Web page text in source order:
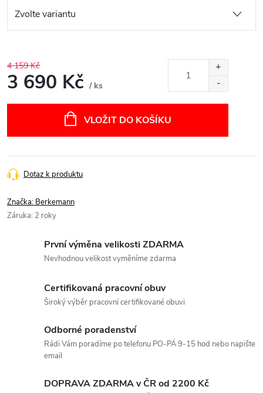
4 159 Kč
3 690 Kč / ks
VLOŽIT DO KOŠÍKU
Dotaz k produktu
Značka: Berkemann
Záruka: 2 roky
První výměna velikosti ZDARMA
Nevhodnou velikost vyměníme zdarma
Certifikovaná pracovní obuv
Široký výběr pracovní certifikované obuvi
Odborné poradenství
Rádi Vám poradíme po telefonu PO-PÁ 9-15 hod nebo napište
email
DOPRAVA ZDARMA v ČR od 2200 Kč